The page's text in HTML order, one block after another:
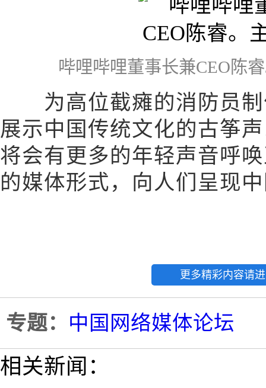
哔哩哔哩董事长兼CEO陈
为高位截瘫的消防员制
展示中国传统文化的古筝
将会有更多的年轻声音呼
的媒体形式，向人们呈现
更多精彩内容请
专题： 中国网络媒体论坛
相关新闻：